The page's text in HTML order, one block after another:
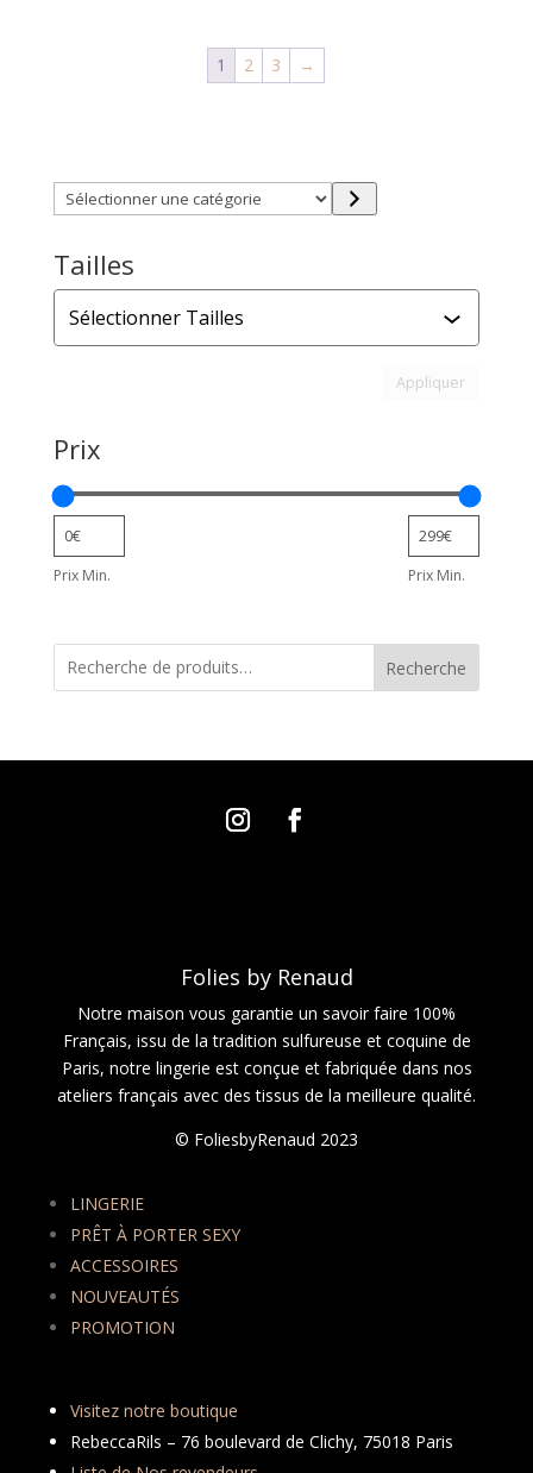
1 2 3
→
Sélectionner
une
Tailles
Appliquer
Prix
Prix Min. Prix Min.
Recherche
Folies by Renaud
Notre maison vous garantie un savoir faire 100%
Français, issu de la tradition sulfureuse et coquine de
Paris, notre lingerie est conçue et fabriquée dans nos
ateliers français avec des tissus de la meilleure qualité.
© FoliesbyRenaud 2023
LINGERIE
PRÊT À PORTER SEXY
ACCESSOIRES
NOUVEAUTÉS
PROMOTION
Visitez notre boutique
RebeccaRils – 76 boulevard de Clichy, 75018 Paris